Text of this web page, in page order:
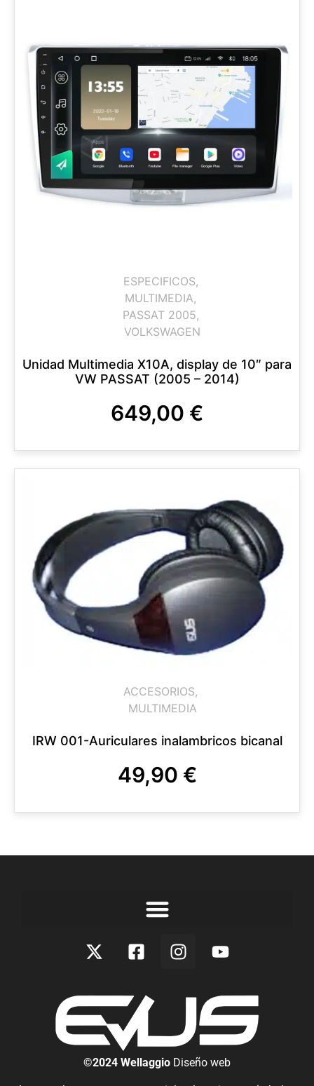
ESPECIFICOS,
MULTIMEDIA,
PASSAT 2005,
VOLKSWAGEN
Unidad Multimedia X10A, display de 10″ para
VW PASSAT (2005 – 2014)
649,00 €
ACCESORIOS,
MULTIMEDIA
IRW 001-Auriculares inalambricos bicanal
49,90 €
©2024 Wellaggio Diseño web